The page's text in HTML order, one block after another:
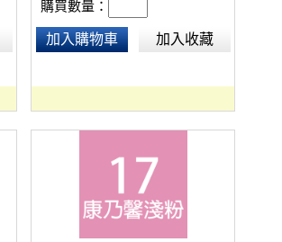
購買數量：
加入購物車 加入收藏